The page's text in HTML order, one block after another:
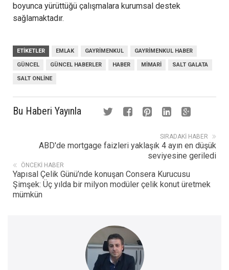
boyunca yürüttüğü çalışmalara kurumsal destek
sağlamaktadır.
ETIKETLER EMLAK GAYRIMENKUL GAYRIMENKUL HABER
GÜNCEL GÜNCEL HABERLER HABER MIMARI SALT GALATA
SALT ONLINE
Bu Haberi Yayınla
SIRADAKI HABER
ABD'de mortgage faizleri yaklaşık 4 ayın en düşük
seviyesine geriledi
ÖNCEKI HABER
Yapısal Çelik Günü’nde konuşan Consera Kurucusu
Şimşek: Üç yılda bir milyon modüler çelik konut üretmek
mümkün